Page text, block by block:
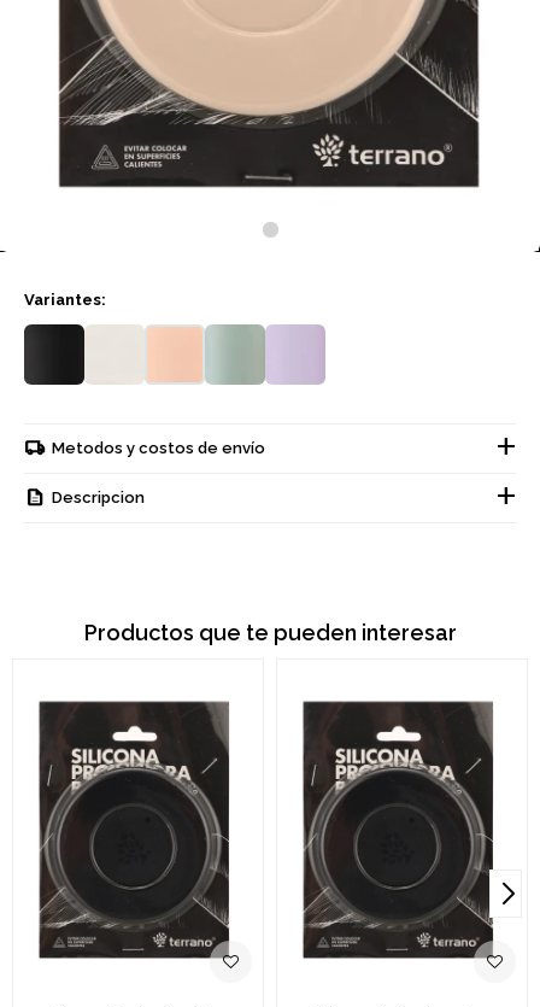
Variantes:
Metodos y costos de envío
Descripcion
Productos que te pueden interesar